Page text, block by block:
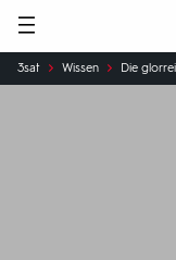
Hauptnavigation
Sie
sind
3sat Wissen Die